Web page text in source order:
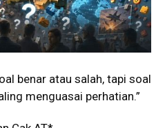
benar atau salah, tapi soal
menguasai perhatian.”